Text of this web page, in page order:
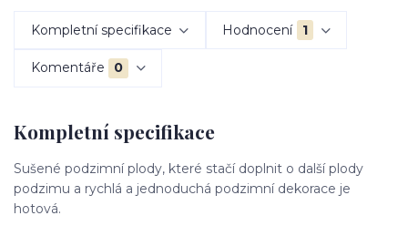
Kompletní specifikace Hodnocení 1
Komentáře 0
Kompletní specifikace
Sušené podzimní plody, které stačí doplnit o další plody
podzimu a rychlá a jednoduchá podzimní dekorace je
hotová.